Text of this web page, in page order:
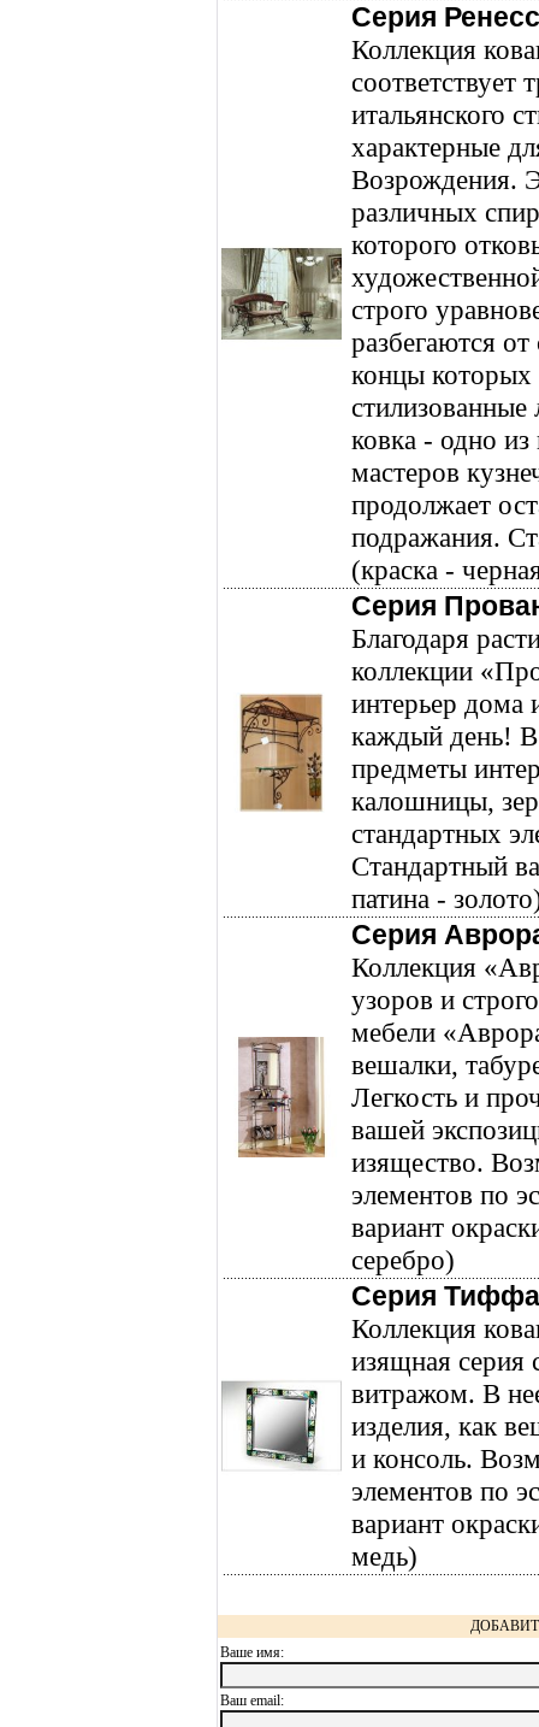
Серия
Коллекция
соответствует
итальянского
характерные
Возрождения.
различных
которого
строго
разбегаются
концы которых
стилизованные
ковка - одно
мастеров
продолжает
подражания.
(краска -
Серия
Благодаря
коллекции
интерьер дома
каждый день! В
предметы
калошницы,
стандартных
Стандартный
патина -
Серия
Коллекция
узоров и
мебели
вешалки,
Легкость и
вашей
изящество.
элементов по
вариант
серебро)
Серия
Коллекция
изящная серия
витражом. В
изделия, как
и консоль.
элементов по
вариант
медь)
Ваше имя:
Ваш еmail: